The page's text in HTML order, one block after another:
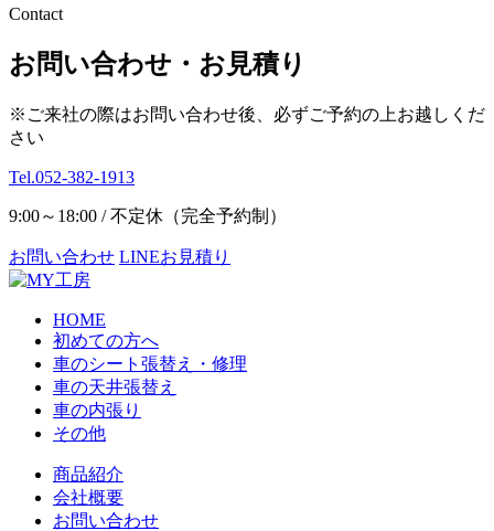
Contact
お問い合わせ・お見積り
※ご来社の際はお問い合わせ後、必ずご予約の上お越しくだ
さい
Tel.052-382-1913
9:00～18:00 / 不定休（完全予約制）
お問い合わせ LINEお見積り
HOME
初めての方へ
車のシート張替え・修理
車の天井張替え
車の内張り
その他
商品紹介
会社概要
お問い合わせ